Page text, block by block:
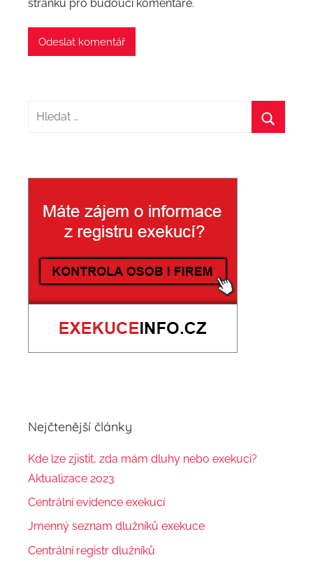
stránku pro budoucí komentáře.
Nejčtenější články
Kde lze zjistit, zda mám dluhy nebo exekuci?
Aktualizace 2023
Centrální evidence exekucí
Jmenný seznam dlužníků exekuce
Centrální registr dlužníků